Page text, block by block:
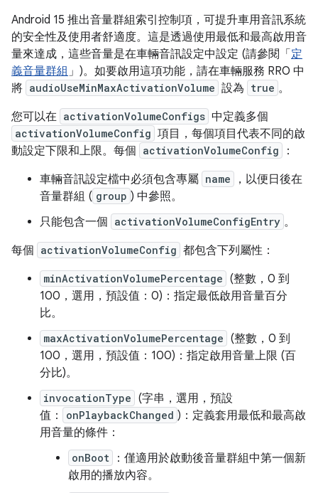
Android 15 推出音量群組索引控制項，可提升車用音訊系統
的安全性及使用者舒適度。這是透過使用最低和最高啟用音
量來達成，這些音量是在車輛音訊設定中設定 (請參閱「 定
義音量群組」)。如要啟用這項功能，請在車輛服務 RRO 中
將 audioUseMinMaxActivationVolume 設為 true 。
您可以在 activationVolumeConfigs 中定義多個
activationVolumeConfig 項目，每個項目代表不同的啟
動設定下限和上限。每個 activationVolumeConfig
：
車輛音訊設定檔中必須包含專屬 name
，以便日後在
音量群組 ( group ) 中參照。
只能包含一個 activationVolumeConfigEntry 。
每個 activationVolumeConfig 都包含下列屬性：
minActivationVolumePercentage (整數，0 到
100，選用，預設值：0)：指定最低啟用音量百分
比。
maxActivationVolumePercentage (整數，0 到
100，選用，預設值：100)：指定啟用音量上限 (百
分比)。
invocationType (字串，選用，預設
值：
onPlaybackChanged )：定義套用最低和最高啟
用音量的條件：
onBoot
：僅適用於啟動後音量群組中第一個新
啟用的播放內容。